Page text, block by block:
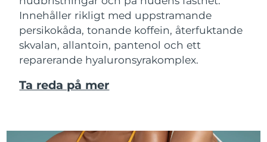
Innehåller rikligt med uppstramande
persikokåda, tonande koffein, återfuktande
skvalan, allantoin, pantenol och ett
reparerande hyaluronsyrakomplex.
Ta reda på mer